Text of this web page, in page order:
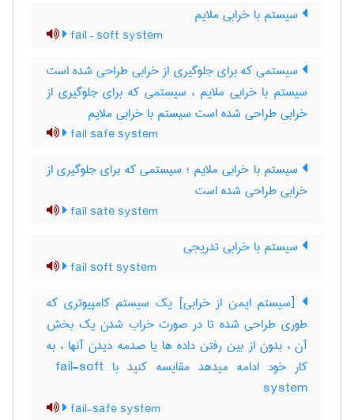
سیستم با خرابی ملایم
fail – soft system
سیستمی که برای جلوگیری از خرابی طراحی شده است
سیستم با خرابی ملایم ، سیستمی که برای جلوگیری از
خرابی طراحی شده است سیستم با خرابی ملایم
fail safe system
سیستم با خرابی ملایم ؛ سیستمی که برای جلوگیری از
خرابی طراحی شده است
fail sate system
سیستم با خرابی تدریجی
fail soft system
[سیستم ایمن از خرابی] یک سیستم کامپیوتری که
طوری طراحی شده تا در صورت خراب شدن یک بخش
آن ، بدون از بین رفتن داده ها یا صدمه دیدن آنها ، به
کار خود ادامه میدهد مقایسه کنید با ‎ fail-soft
system
fail-safe system